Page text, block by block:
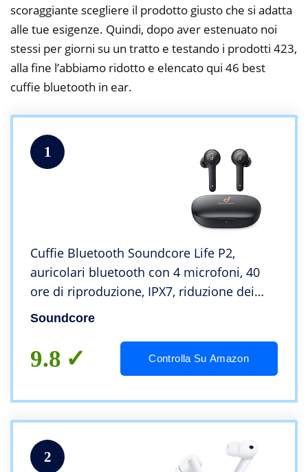
scoraggiante scegliere il prodotto giusto che si adatta
alle tue esigenze. Quindi, dopo aver estenuato noi
stessi per giorni su un tratto e testando i prodotti 423,
alla fine l’abbiamo ridotto e elencato qui 46 best
cuffie bluetooth in ear.
1
Cuffie Bluetooth Soundcore Life P2,
auricolari bluetooth con 4 microfoni, 40
ore di riproduzione, IPX7, riduzione dei
rumori cVc 8.0, driver in grafene, cuffie
Soundcore
9.8 Controlla Su Amazon
2